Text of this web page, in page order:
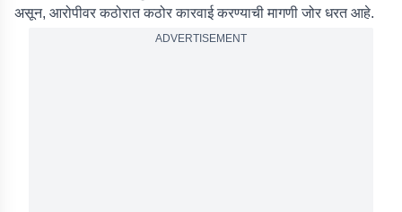
असून, आरोपीवर कठोरात कठोर कारवाई करण्याची मागणी जोर धरत आहे.
ADVERTISEMENT